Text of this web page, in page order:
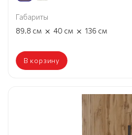
Габариты
89.8 см × 40 см × 136 см
В корзину